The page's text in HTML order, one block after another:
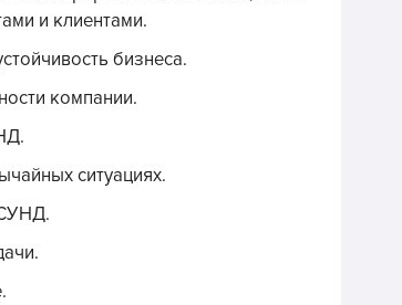
и клиентами.
бизнеса.
компании.
ситуациях.